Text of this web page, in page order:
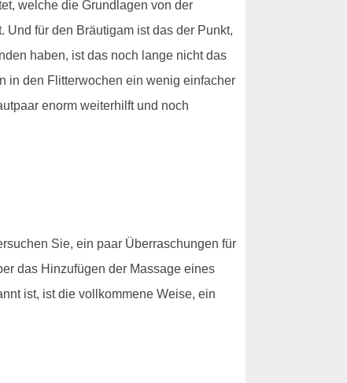
welche die Grundlagen von der
für den Bräutigam ist das der Punkt,
haben, ist das noch lange nicht das
in den Flitterwochen ein wenig einfacher
enorm weiterhilft und noch
Sie, ein paar Überraschungen für
das Hinzufügen der Massage eines
ist, ist die vollkommene Weise, ein